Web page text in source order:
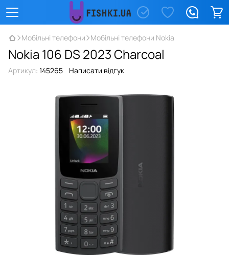
Мобільні телефони Мобільні телефони Nokia
Nokia 106 DS 2023 Charcoal
Артикул: 145265 Написати відгук